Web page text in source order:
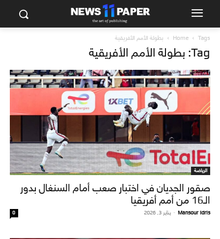
Home Tags بطولة الأمم الأفريقية
Tag: بطولة الأمم الأفريقية
الرياضة
صقور الجديان في اختبار صعب أمام السنغال بدور
الـ16 من أمم أفريقيا
Mansour Idris
- يناير 3, 2026 0